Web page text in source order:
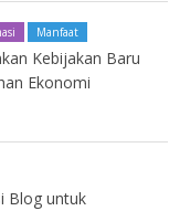
Manfaat
Kebijakan Baru
Ekonomi
Blog untuk